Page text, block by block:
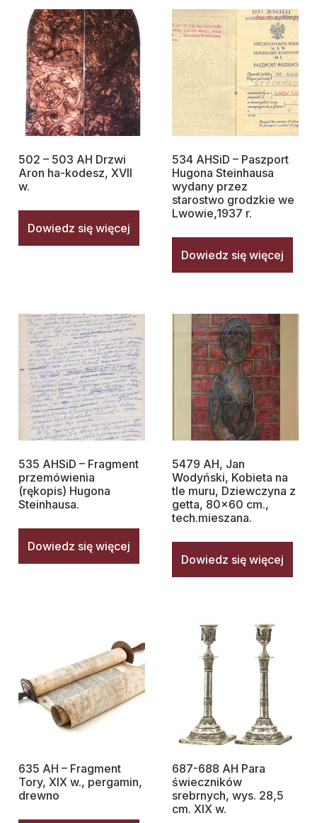
502 – 503 AH Drzwi
Aron ha-kodesz, XVII
w.
Dowiedz się więcej
534 AHSiD – Paszport
Hugona Steinhausa
wydany przez
starostwo grodzkie we
Lwowie,1937 r.
Dowiedz się więcej
535 AHSiD – Fragment
przemówienia
(rękopis) Hugona
Steinhausa.
Dowiedz się więcej
5479 AH, Jan
Wodyński, Kobieta na
tle muru, Dziewczyna z
getta, 80×60 cm.,
tech.mieszana.
Dowiedz się więcej
635 AH – Fragment
Tory, XIX w., pergamin,
drewno
687-688 AH Para
świeczników
srebrnych, wys. 28,5
cm. XIX w.